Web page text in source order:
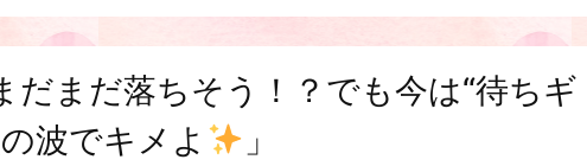
だまだ落ちそう！？でも今は“待ちギ
波でキメよ 」